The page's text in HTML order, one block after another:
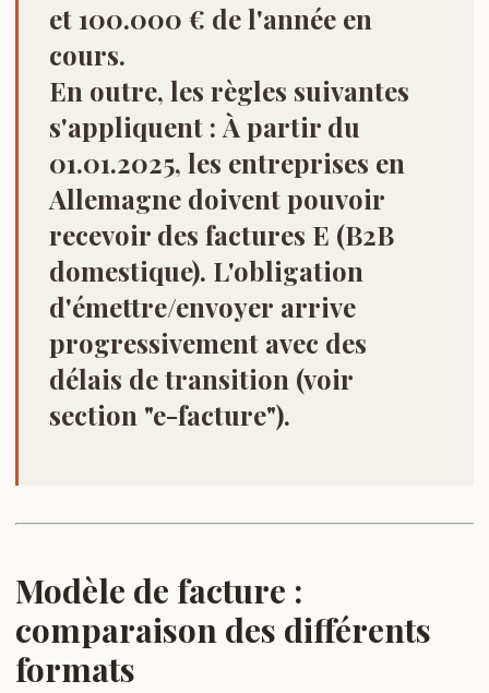
et100.000 € de l'année en
cours.
En outre, les règles suivantes
s'appliquent : À partir du
01.01.2025, les entreprises en
Allemagne doivent pouvoir
recevoir des factures E (B2B
domestique). L'obligation
d'émettre/envoyer arrive
progressivement avec des
délais de transition (voir
section "e-facture").
Modèle de facture :
comparaison des différents
formats